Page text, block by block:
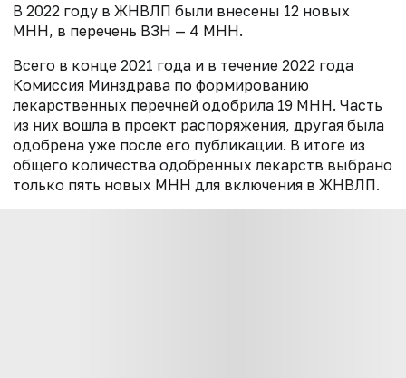
В 2022 году в ЖНВЛП были внесены 12 новых
МНН, в перечень ВЗН — 4 МНН.
Всего в конце 2021 года и в течение 2022 года
Комиссия Минздрава по формированию
лекарственных перечней одобрила 19 МНН. Часть
из них вошла в проект распоряжения, другая была
одобрена уже после его публикации. В итоге из
общего количества одобренных лекарств выбрано
только пять новых МНН для включения в ЖНВЛП.